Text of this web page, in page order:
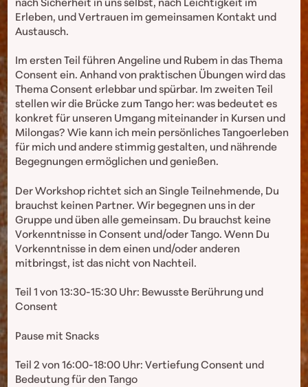
Erleben, und Vertrauen im gemeinsamen Kontakt und
Austausch.
Im ersten Teil führen Angeline und Rubem in das Thema
Consent ein. Anhand von praktischen Übungen wird das
Thema Consent erlebbar und spürbar. Im zweiten Teil
stellen wir die Brücke zum Tango her: was bedeutet es
konkret für unseren Umgang miteinander in Kursen und
Milongas? Wie kann ich mein persönliches Tangoerleben
für mich und andere stimmig gestalten, und nährende
Begegnungen ermöglichen und genießen.
Der Workshop richtet sich an Single Teilnehmende, Du
brauchst keinen Partner. Wir begegnen uns in der
Gruppe und üben alle gemeinsam. Du brauchst keine
Vorkenntnisse in Consent und/oder Tango. Wenn Du
Vorkenntnisse in dem einen und/oder anderen
mitbringst, ist das nicht von Nachteil.
Teil 1 von 13:30-15:30 Uhr: Bewusste Berührung und
Consent
Pause mit Snacks
Teil 2 von 16:00-18:00 Uhr: Vertiefung Consent und
Bedeutung für den Tango